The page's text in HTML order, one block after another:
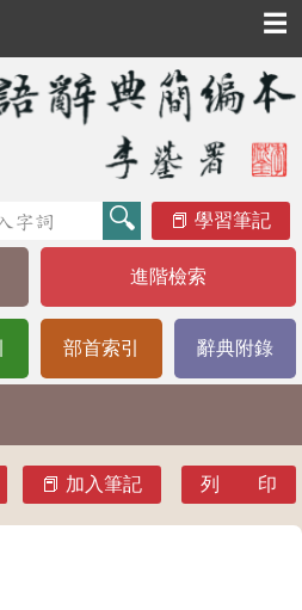
☰
學習筆記
進階檢索
部首索引 辭典附錄
加入筆記 列 印